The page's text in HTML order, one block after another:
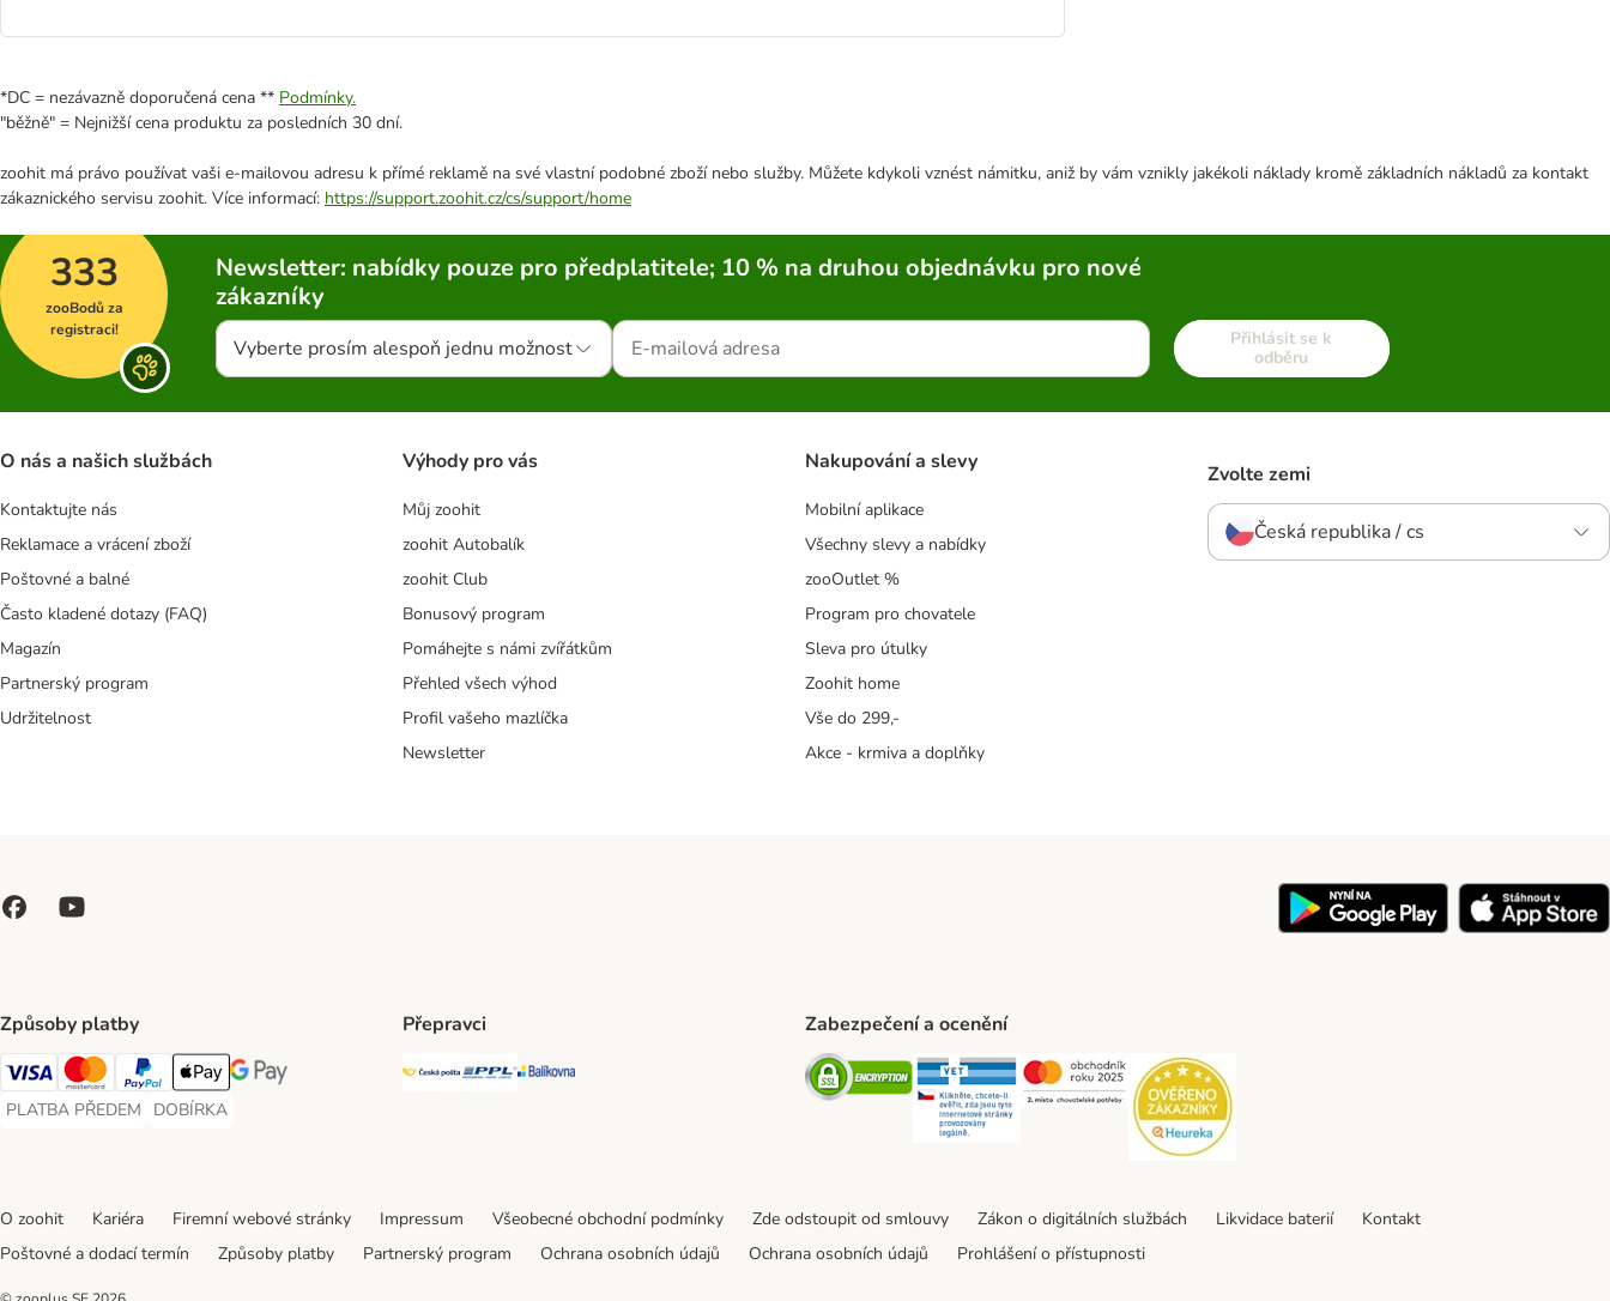
*DC = nezávazně doporučená cena ** Podmínky.
"běžně" = Nejnižší cena produktu za posledních 30 dní.
zoohit má právo používat vaši e-mailovou adresu k přímé reklamě na své vlastní podobné zboží nebo služby. Můžete kdykoli vznést námitku, aniž by vám vznikly jakékoli náklady kromě základních nákladů za kontakt
zákaznického servisu zoohit. Více informací: https://support.zoohit.cz/cs/support/home
333
zooBodů za
registraci!
Newsletter: nabídky pouze pro předplatitele; 10 % na druhou objednávku pro nové
zákazníky
Vyberte prosím alespoň jednu možnost
Přihlásit se k
odběru
O nás a našich službách
Kontaktujte nás
Reklamace a vrácení zboží
Poštovné a balné
Často kladené dotazy (FAQ)
Magazín
Partnerský program
Udržitelnost
Výhody pro vás
Můj zoohit
zoohit Autobalík
zoohit Club
Bonusový program
Pomáhejte s námi zvířátkům
Přehled všech výhod
Profil vašeho mazlíčka
Newsletter
Nakupování a slevy
Mobilní aplikace
Všechny slevy a nabídky
zooOutlet %
Program pro chovatele
Sleva pro útulky
Zoohit home
Vše do 299,-
Akce - krmiva a doplňky
Zvolte zemi
Česká republika / cs
Způsoby platby
Visa Payment Method
Mastercard Payment Method
PayPal Payment Method
Apple pay Payment Method
GooglePay Payment Method
PLATBA PŘEDEM
PLATBA PŘEDEM Payment Method
DOBÍRKA
DOBÍRKA Payment Method
Přepravci
Česká pošta Shipping Method
PPL Shipping Method
Balíkovna Shipping Method
Zabezpečení a ocenění
Security Security Security
O zoohit Kariéra Firemní webové stránky Impressum Všeobecné obchodní podmínky Zde odstoupit od smlouvy Zákon o digitálních službách Likvidace baterií
Kontakt
Poštovné a dodací termín
Způsoby platby Partnerský program Ochrana osobních údajů Ochrana osobních údajů Prohlášení o přístupnosti